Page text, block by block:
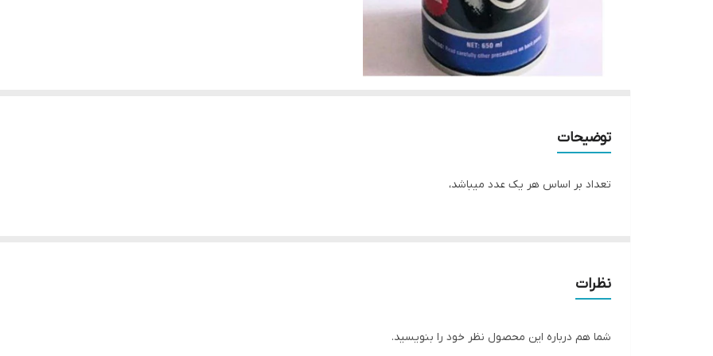
توضیحات
تعداد بر اساس هر یک عدد میباشد،
نظرات
شما هم درباره این محصول نظر خود را بنویسید.